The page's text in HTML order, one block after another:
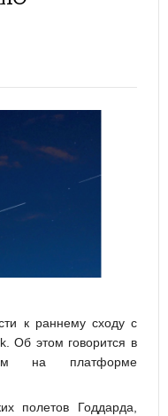
к раннему сходу с
Об этом говорится в
на платформе
полетов Годдарда,